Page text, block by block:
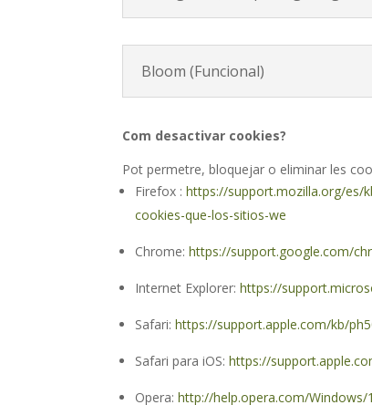
Bloom (Funcional)
Com desactivar cookies?
Pot permetre, bloquejar o eliminar les
Firefox :https://support.mozilla.org/es/
cookies-que-los-sitios-we
Chrome:https://support.google.com/
Internet Explorer:https://
Safari:https://support.apple.com/kb/
Safari para iOS:https://
Opera:http://help.opera.com/Windows/